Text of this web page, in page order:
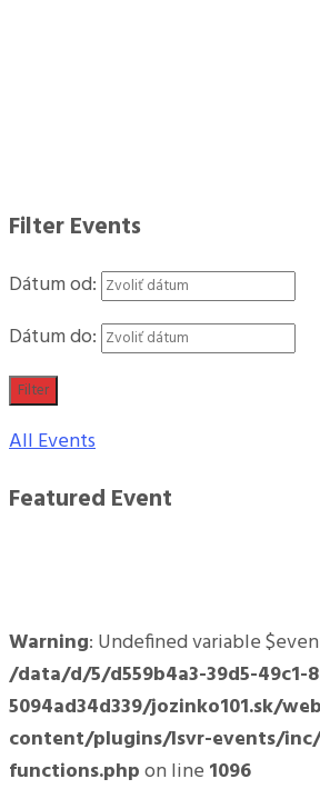
Filter Events
Dátum od:
Dátum do:
Filter
All Events
Featured Event
Warning: Undefined variable
/data/d/5/d559b4a3-39d5-49c1-
5094ad34d339/jozinko101.sk/
content/plugins/lsvr-events/
functions.phpon line 1096